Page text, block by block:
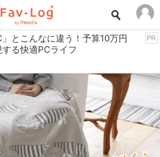
アウトドア用品
おもちゃ・ホビー
キッチン家電
ゲーム
スイーツ・お菓子
」とこんなに違う！予算10万円
る快適PCライフ
PR